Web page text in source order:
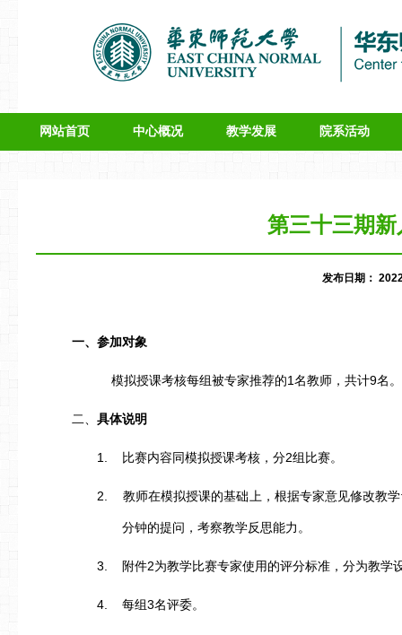
网站首页 中心概况 教学发展 院系活动
第三十三期
发布日期：
一、 参加对象
模拟授课考核每组被专家推荐的1 名教师，共计9名。
二、 具体说明
1. 比赛内容同模拟授课考核，分2组比赛。
2. 教师在模拟授课的基础上，根据专家意见修改教
分钟的提问，考察教学反思能力。
3. 附件2为教学比赛专家使用的评分标准，分为教学
4. 每组 3名评委。